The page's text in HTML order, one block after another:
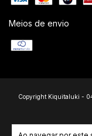
Meios de envio
Copyright Kiquitaluki -